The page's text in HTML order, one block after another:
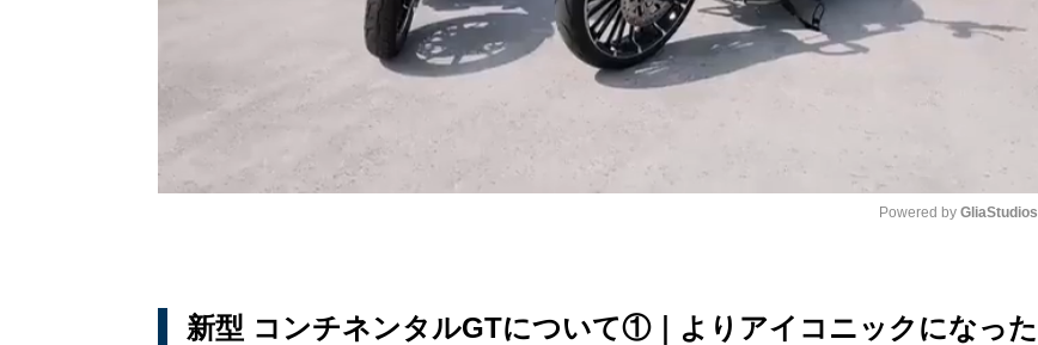
u
Powered by GliaStudios
新型 コンチネンタルGTについて①｜よりアイコニックになった